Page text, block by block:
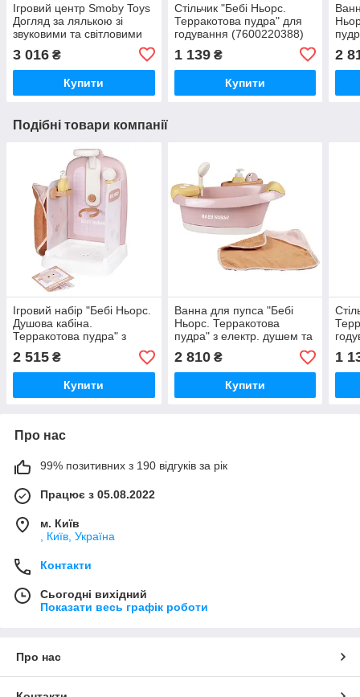
Ігровий центр Smoby Toys
Догляд за лялькою зі
звуковими та світловими
ефектами з аксесуарами
(240305)
3 016 ₴
Купити
Стільчик "Бебi Ньорс.
Терракотова пудра" для
годування (7600220388)
1 139₴
Купити
2
Подібні товари компанії
Ігровий набір "Бебі Ньорс.
Душова кабіна.
Терракотова пудра" з
подач. води (7600220399)
2 515 ₴
Купити
Ванна для пупса "Бебі
Ньорс. Терракотова
пудра" з електр. душем та
(7600220386)
2 810₴
Купити
1
Про нас
99% позитивних з 190 відгуків за рік
Працює з 05.08.2022
м. Київ
, Київ, Україна
Контакти
Сьогодні вихідний
Показати весь графік роботи
Про нас